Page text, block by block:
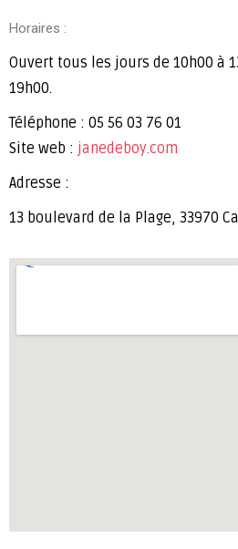
Horaires :
Ouvert tous les jours de 10h00 à
19h00.
Téléphone : 05 56 03 76 01
Site web : janedeboy.com
Adresse :
13 boulevard de la Plage, 33970